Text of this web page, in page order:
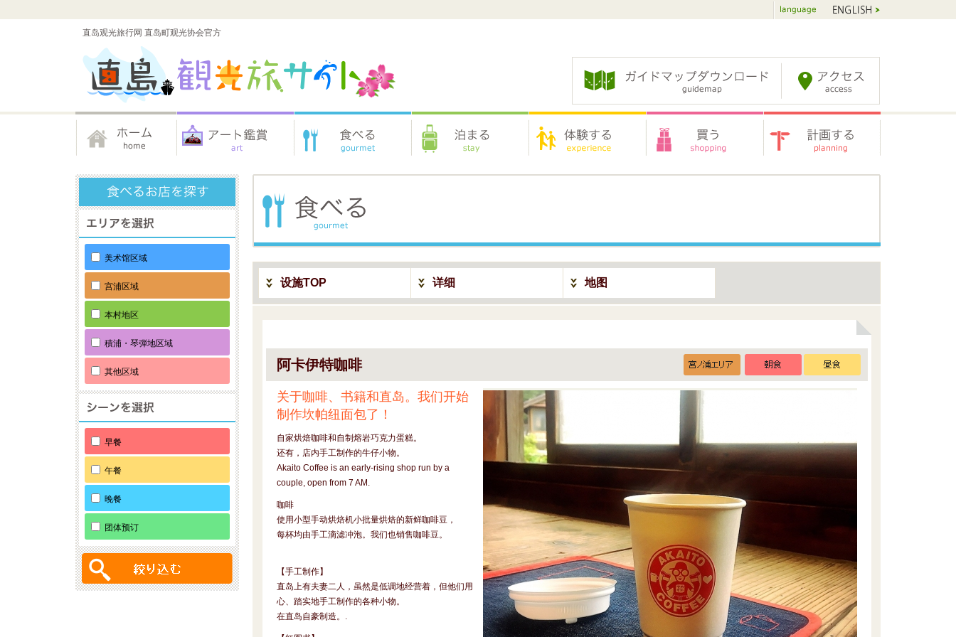
直岛观光旅行网 直岛町观光协会官方
设施TOP 详细 地图
阿卡伊特咖啡
关于咖啡、书籍和直岛。我们开始
制作坎帕纽面包了！
自家烘焙咖啡和自制熔岩巧克力蛋糕。
还有，店内手工制作的牛仔小物。
Akaito Coffee is an early-rising shop run by a
couple, open from 7 AM.
咖啡
使用小型手动烘焙机小批量烘焙的新鲜咖啡豆，
每杯均由手工滴滤冲泡。我们也销售咖啡豆。
【手工制作】
直岛上有夫妻二人，虽然是低调地经营着，但他们用
心、踏实地手工制作的各种小物。
在直岛自豪制造。.
美术馆区域
宫浦区域
本村地区
積浦・琴弾地区域
其他区域
早餐
午餐
晚餐
团体预订